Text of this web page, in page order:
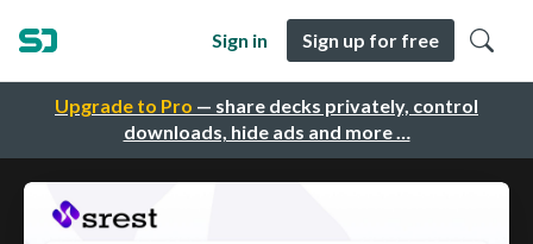
Upgrade to Pro — share decks privately, control
downloads, hide ads and more …
Sign in Sign up for free